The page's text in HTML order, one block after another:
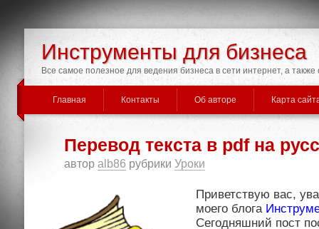
Инструменты для бизнеса
Все самое полезное для ведения бизнеса в сети интернет, а
Главная Контакты Об авторе Карта
Перевод текста в pdf на
автор alb86 рубрики Уроки
Приветствую вас,
моего блога
Сегодняшний пост